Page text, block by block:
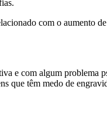
com o aumento de
e com algum
que têm medo de